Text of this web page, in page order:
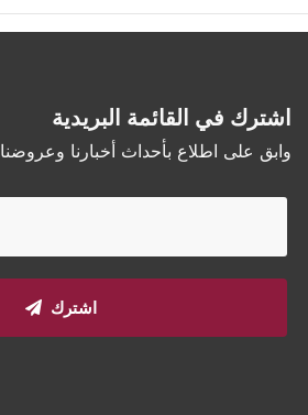
اشترك في القائمة البريدية
وابق على اطلاع بأحداث أخبارنا وعروضنا
اشترك